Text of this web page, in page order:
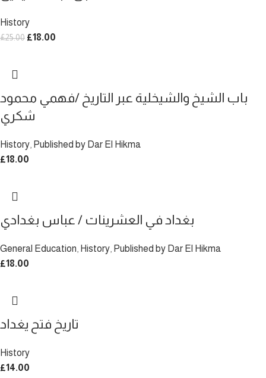
History
£25.00 £18.00
باب الشيخ والشيخلية عبر التاريخ /فهمي محمود
شكري
History Published by Dar El Hikma
£18.00
بغداد في العشرينات / عباس بغدادي
General Education History Published by Dar El Hikma
£18.00
تاريخ فتح يغداد
History
£14.00